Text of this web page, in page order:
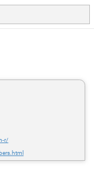
r/